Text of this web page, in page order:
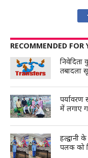
RECOMMENDED FOR
तबादला
में लगाए
पलक को